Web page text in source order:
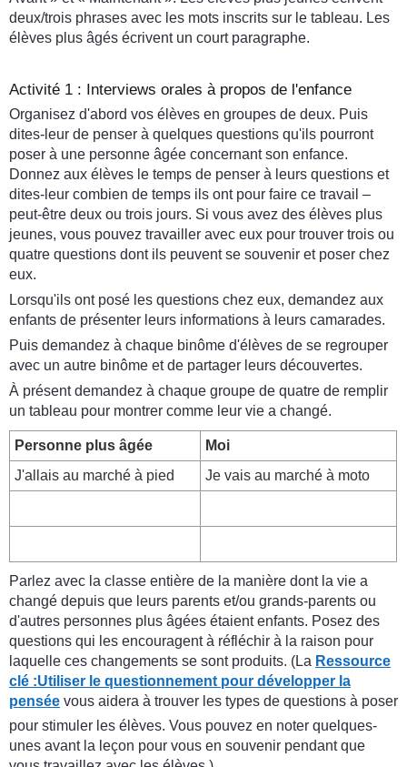
deux/trois phrases avec les mots inscrits sur le tableau. Les
élèves plus âgés écrivent un court paragraphe.
Activité 1 : Interviews orales à propos de l'enfance
Organisez d'abord vos élèves en groupes de deux. Puis
dites-leur de penser à quelques questions qu'ils pourront
poser à une personne âgée concernant son enfance.
Donnez aux élèves le temps de penser à leurs questions et
dites-leur combien de temps ils ont pour faire ce travail –
peut-être deux ou trois jours. Si vous avez des élèves plus
jeunes, vous pouvez travailler avec eux pour trouver trois ou
quatre questions dont ils peuvent se souvenir et poser chez
eux.
Lorsqu'ils ont posé les questions chez eux, demandez aux
enfants de présenter leurs informations à leurs camarades.
Puis demandez à chaque binôme d'élèves de se regrouper
avec un autre binôme et de partager leurs découvertes.
À présent demandez à chaque groupe de quatre de remplir
un tableau pour montrer comme leur vie a changé.
Personne plus âgée
Moi
J'allais au marché à pied
Je vais au marché à moto
Parlez avec la classe entière de la manière dont la vie a
changé depuis que leurs parents et/ou grands-parents ou
d'autres personnes plus âgées étaient enfants. Posez des
questions qui les encouragent à réfléchir à la raison pour
laquelle ces changements se sont produits. (La Ressource
clé :Utiliser le questionnement pour développer la
pensée vous aidera à trouver les types de questions à poser
pour stimuler les élèves. Vous pouvez en noter quelques-
unes avant la leçon pour vous en souvenir pendant que